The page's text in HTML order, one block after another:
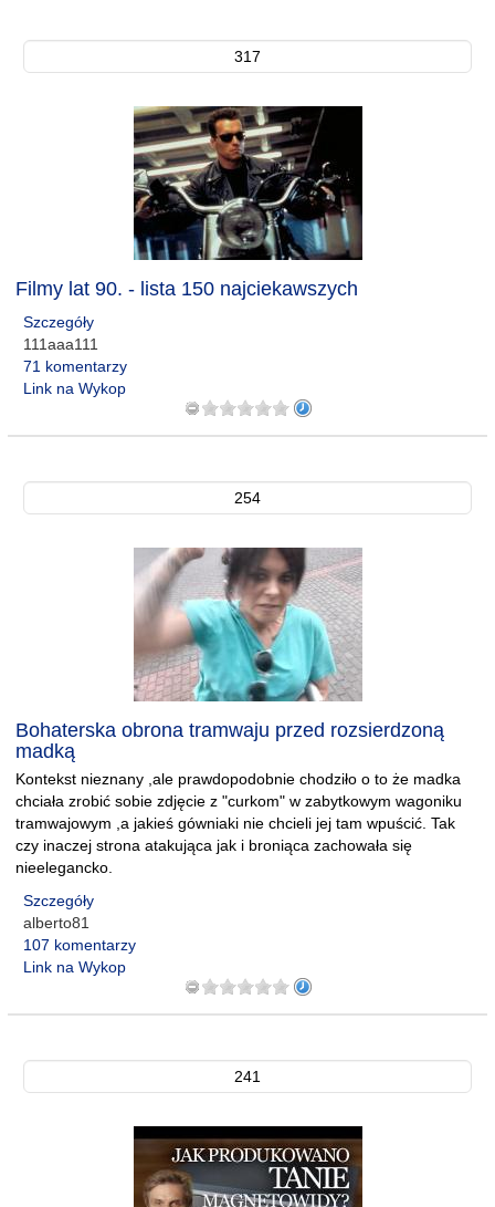
317
Filmy lat 90. - lista 150 najciekawszych
Szczegóły
111aaa111
71 komentarzy
Link na Wykop
254
Bohaterska obrona tramwaju przed rozsierdzoną
madką
Kontekst nieznany ,ale prawdopodobnie chodziło o to że madka
chciała zrobić sobie zdjęcie z "curkom" w zabytkowym wagoniku
tramwajowym ,a jakieś gówniaki nie chcieli jej tam wpuścić. Tak
czy inaczej strona atakująca jak i broniąca zachowała się
nieelegancko.
Szczegóły
alberto81
107 komentarzy
Link na Wykop
241